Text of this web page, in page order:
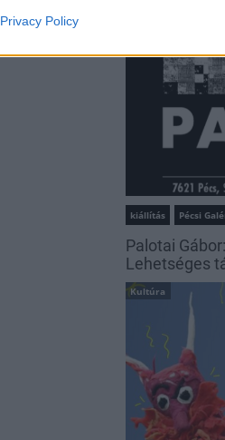
Privacy Policy
kiállítás Pécsi
Palotai
Lehetséges
Kultúra